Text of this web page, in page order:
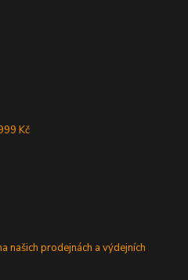
Kč
našich prodejnách a výdejních